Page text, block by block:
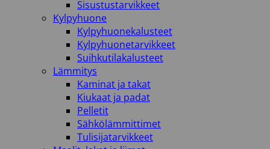
Sisustustarvikkeet
Kylpyhuone
Kylpyhuonekalusteet
Kylpyhuonetarvikkeet
Suihkutilakalusteet
Lämmitys
Kaminat ja takat
Kiukaat ja padat
Pelletit
Sähkölämmittimet
Tulisijatarvikkeet